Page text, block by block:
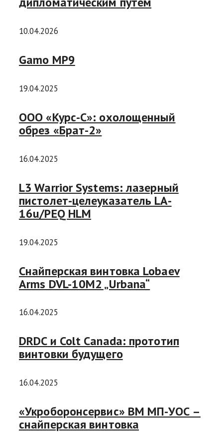
10.04.2026
Gamo MP9
19.04.2025
ООО «Курс-С»: охолощенный
обрез «Брат-2»
16.04.2025
L3 Warrior Systems: лазерный
пистолет-целеуказатель LA-
16u/PEQ HLM
19.04.2025
Снайперская винтовка Lobaev
Arms DVL-10M2 „Urbana“
16.04.2025
DRDC и Colt Canada: прототип
винтовки будущего
16.04.2025
«Укроборонсервис» ВМ МП-УОС –
снайперская винтовка